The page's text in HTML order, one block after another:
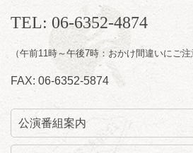
昼席：番組案内
桂九寿玉／桂弥太郎／
ももえ（音曲漫才）※／
～仲入～桂咲之輔／林
（マジック）／笑福亭
★菟道亭 配信
TEL: 06-6352-4874
（午前11時～午後7時：おかけ間違い
FAX: 06-6352-5874
公演番組案内